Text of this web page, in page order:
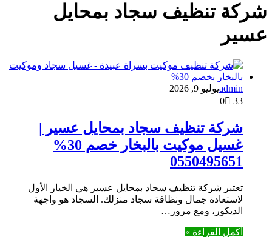
شركة تنظيف سجاد بمحايل
عسير
adminيوليو 9, 2026
0
33
شركة تنظيف سجاد بمحايل عسير |
غسيل موكيت بالبخار خصم 30%
0550495651
تعتبر شركة تنظيف سجاد بمحايل عسير هي الخيار الأول
لاستعادة جمال ونظافة سجاد منزلك. السجاد هو واجهة
الديكور، ومع مرور…
أكمل القراءة »